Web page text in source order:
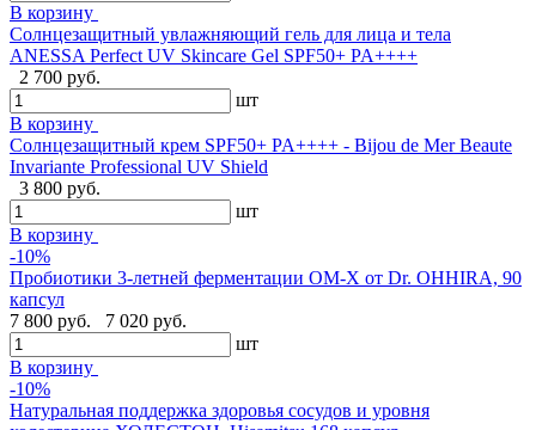
В корзину
Солнцезащитный увлажняющий гель для лица и тела
ANESSA Perfect UV Skincare Gel SPF50+ PA++++
2 700 руб.
шт
В корзину
Cолнцезащитный крем SPF50+ PA++++ - Bijou de Mer Beaute
Invariante Professional UV Shield
3 800 руб.
шт
В корзину
-10%
Пробиотики 3-летней ферментации OM-X от Dr. OHHIRA, 90
капсул
7 800 руб.
7 020 руб.
шт
В корзину
-10%
Натуральная поддержка здоровья сосудов и уровня